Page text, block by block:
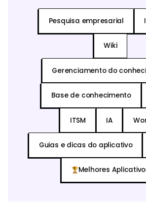
Pesquisa empresarial
Wiki
Gerenciamento do
Base de conhecimento
ITSM IA
Guias e dicas do aplicativo
Melhores